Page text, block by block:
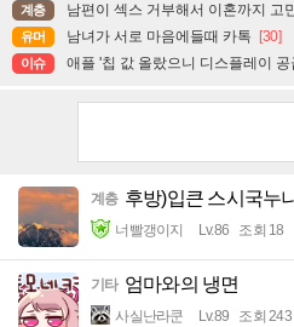
계층 남편이 섹스 거부해서 이혼까지 고
유머 남녀가 서로 마음에들때 카톡 [30]
이슈 애플 '칩 값 올랐으니 디스플레이 공급가
계층 후방)입큰 스시국누
너빨갱이지 Lv.86 조회 18
기타 엄마와의 냉면
사실난라쿤 Lv.89 조회 243